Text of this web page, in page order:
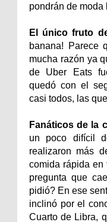
pondrán de moda
El único fruto
banana! Parece
mucha razón ya
de Uber Eats
quedó con el
casi todos, las
Fanáticos de la
un poco difícil
realizaron más
comida rápida
pregunta que
pidió? En ese
inclinó por el
Cuarto de Libra,